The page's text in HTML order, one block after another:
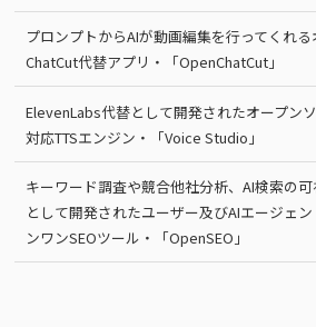
プロンプトからAIが動画編集を行ってくれる
ChatCut代替アプリ・「OpenChatCut」
ElevenLabs代替として開発されたオープン
対応TTSエンジン・「Voice Studio」
キーワード調査や競合他社分析、AI検索の
として開発されたユーザー及びAIエージェ
ンワンSEOツール・「OpenSEO」